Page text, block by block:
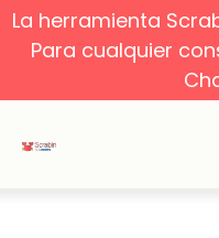
La herramienta
Para cualquier